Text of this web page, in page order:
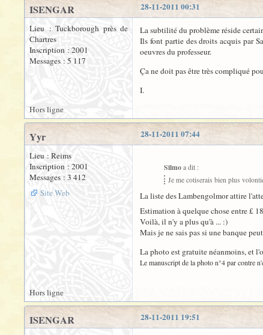
28-11-2011 00:31
ISENGAR
Lieu : Tuckborough près de
Chartres
Inscription : 2001
Messages : 5 117
La subtilité du problème réside
Ils font partie des droits acquis par
oeuvres du professeur.
Ça ne doit pas être très compliqué
I.
Hors ligne
28-11-2011 07:44
Yyr
Lieu : Reims
Inscription : 2001
Messages : 3 412
Site Web
Silmoa dit :
Je me cotiserais bien plus
La liste des Lambengolmor attire
Estimation à quelque chose entre £
Voilà, il n'y a plus qu'à ... :)
Mais je ne sais pas si une banque
La photo est gratuite néanmoins, et
Le manuscript de la photo n°4 par contre
Hors ligne
28-11-2011 19:51
ISENGAR